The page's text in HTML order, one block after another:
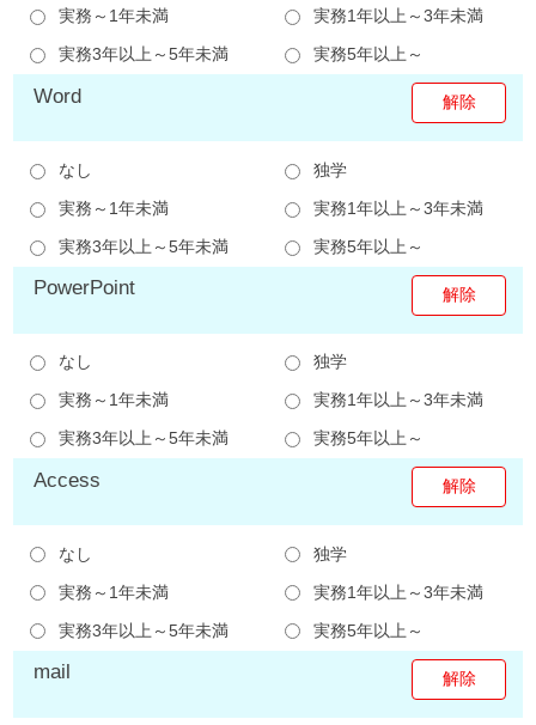
実務～1年未満
実務1年以上～3年未満
実務3年以上～5年未満
実務5年以上～
Word
なし
独学
実務～1年未満
実務1年以上～3年未満
実務3年以上～5年未満
実務5年以上～
PowerPoint
なし
独学
実務～1年未満
実務1年以上～3年未満
実務3年以上～5年未満
実務5年以上～
Access
なし
独学
実務～1年未満
実務1年以上～3年未満
実務3年以上～5年未満
実務5年以上～
mail